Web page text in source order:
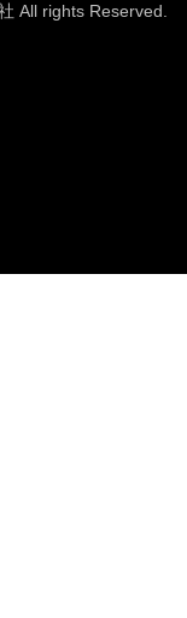
All rights Reserved.